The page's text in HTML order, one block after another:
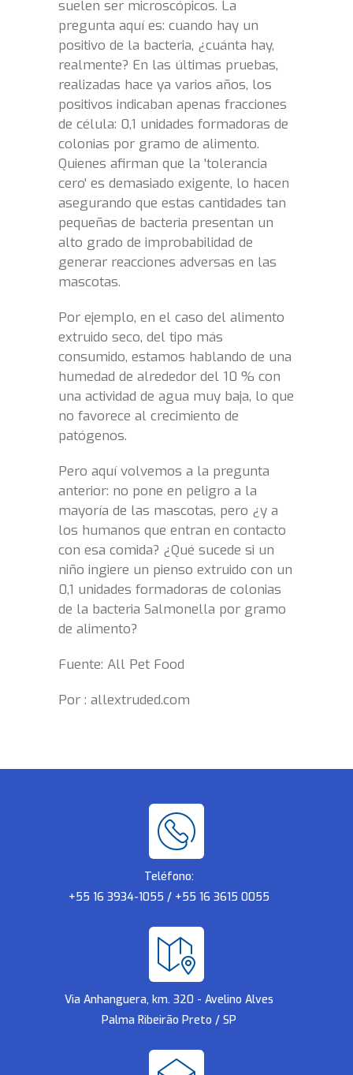
suelen ser microscópicos. La
pregunta aquí es: cuando hay un
positivo de la bacteria, ¿cuánta hay,
realmente? En las últimas pruebas,
realizadas hace ya varios años, los
positivos indicaban apenas fracciones
de célula: 0,1 unidades formadoras de
colonias por gramo de alimento.
Quienes afirman que la 'tolerancia
cero' es demasiado exigente, lo hacen
asegurando que estas cantidades tan
pequeñas de bacteria presentan un
alto grado de improbabilidad de
generar reacciones adversas en las
mascotas.
Por ejemplo, en el caso del alimento
extruido seco, del tipo más
consumido, estamos hablando de una
humedad de alrededor del 10 % con
una actividad de agua muy baja, lo que
no favorece al crecimiento de
patógenos.
Pero aquí volvemos a la pregunta
anterior: no pone en peligro a la
mayoría de las mascotas, pero ¿y a
los humanos que entran en contacto
con esa comida? ¿Qué sucede si un
niño ingiere un pienso extruido con un
0,1 unidades formadoras de colonias
de la bacteria Salmonella por gramo
de alimento?
Fuente: All Pet Food
Por : allextruded.com
Teléfono:
+55 16 3934-1055 / +55 16 3615 0055
Via Anhanguera, km. 320 - Avelino Alves
Palma Ribeirão Preto / SP